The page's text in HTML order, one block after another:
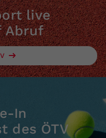
live
Abruf
In
des ÖTV